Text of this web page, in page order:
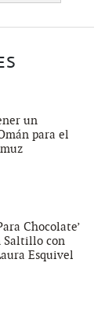
un
para el
Chocolate’
Saltillo con
Esquivel